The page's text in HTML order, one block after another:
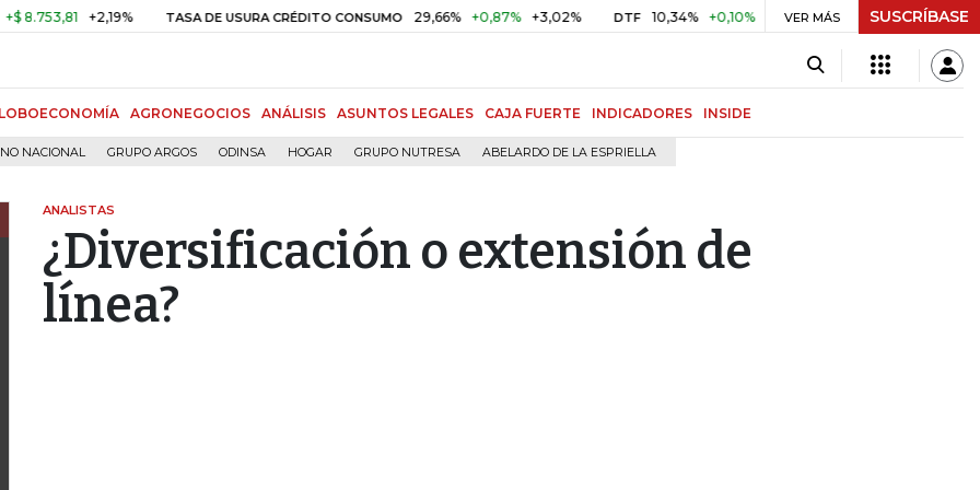
+2,19% TASA DE USURA CRÉDITO CONSUMO 29,66% +0,87% +3,02% DTF 10,34% +0,10% +0,98% UVR $ 417,01 +$ 0,05
VER MÁS SUSCRÍBASE
AGRONEGOCIOS ANÁLISIS ASUNTOS LEGALES CAJA FUERTE INDICADORES INSIDE
NACIONAL GRUPO ARGOS ODINSA HOGAR GRUPO NUTRESA ABELARDO DE LA ESPRIELLA
ANALISTAS
¿Diversificación o extensión de
línea?